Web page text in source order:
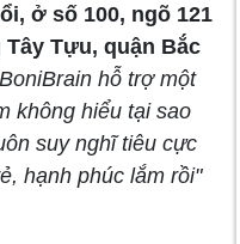
ở số 100, ngõ 121
Tựu, quận Bắc
hỗ trợ một
không hiểu tại sao
suy nghĩ tiêu cực
hạnh phúc lắm rồi"